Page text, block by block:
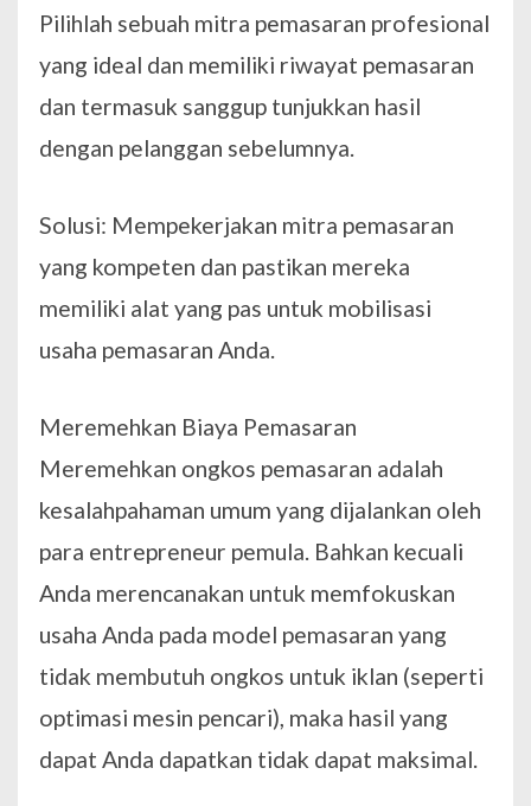
Pilihlah sebuah mitra pemasaran profesional
yang ideal dan memiliki riwayat pemasaran
dan termasuk sanggup tunjukkan hasil
dengan pelanggan sebelumnya.
Solusi: Mempekerjakan mitra pemasaran
yang kompeten dan pastikan mereka
memiliki alat yang pas untuk mobilisasi
usaha pemasaran Anda.
Meremehkan Biaya Pemasaran
Meremehkan ongkos pemasaran adalah
kesalahpahaman umum yang dijalankan oleh
para entrepreneur pemula. Bahkan kecuali
Anda merencanakan untuk memfokuskan
usaha Anda pada model pemasaran yang
tidak membutuh ongkos untuk iklan (seperti
optimasi mesin pencari), maka hasil yang
dapat Anda dapatkan tidak dapat maksimal.